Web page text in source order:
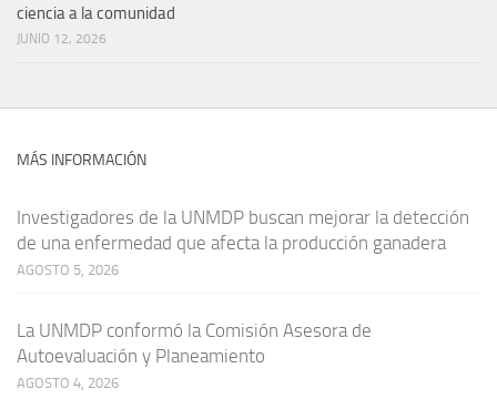
ciencia a la comunidad
JUNIO 12, 2026
MÁS INFORMACIÓN
Investigadores de la UNMDP buscan mejorar la detección
de una enfermedad que afecta la producción ganadera
AGOSTO 5, 2026
La UNMDP conformó la Comisión Asesora de
Autoevaluación y Planeamiento
AGOSTO 4, 2026